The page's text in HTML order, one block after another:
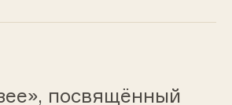
посвящённый